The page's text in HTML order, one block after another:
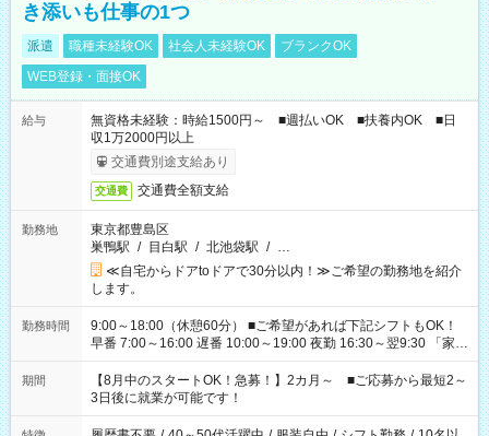
き添いも仕事の1つ
派遣 職種未経験OK 社会人未経験OK
ブランクOK
WEB登録・面接OK
給与
無資格未経験：時給1500円～ ■週払いOK ■扶養内OK ■日
収1万2000円以上
交通費別途支給あり
交通費 交通費全額支給
勤務地
東京都豊島区
巣鴨駅 / 目白駅 / 北池袋駅 / …
≪自宅からドアtoドアで30分以内！≫ご希望の勤務地を紹介
します。
勤務時間
9:00～18:00（休憩60分） ■ご希望があれば下記シフトもOK！
早番 7:00～16:00 遅番 10:00～19:00 夜勤 16:30～翌9:30 「家族
と休みを合わせたい」 「余裕を持って夕飯の準備がしたい」
「できれば残業はしたくない」 など、ご希望を教えてください
ね。 ※Wワーク希望の方へ 今ご覧のお仕事で希望する勤務時間
と、もう1つのお仕事の勤務時間。 合計で週40時間を超える場
合は応募できません。
期間
【8月中のスタートOK！急募！】2カ月～ ■ご応募から最短2～
3日後に就業が可能です！